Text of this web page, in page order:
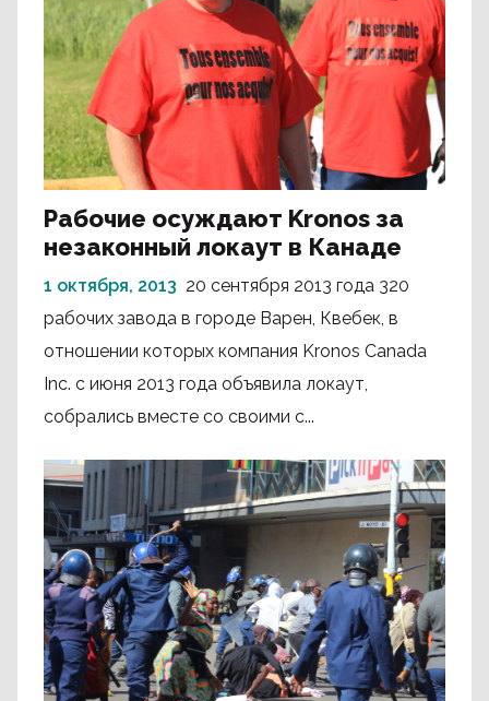
Рабочие осуждают Kronos за
незаконный локаут в Канаде
1 октября, 2013 20 сентября 2013 года 320
рабочих завода в городе Варен, Квебек, в
отношении которых компания Kronos Canada
Inc. с июня 2013 года объявила локаут,
собрались вместе со своими с...